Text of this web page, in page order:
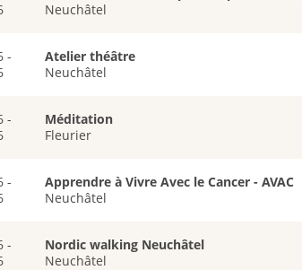
Neuchâtel
-
Atelier théâtre
Neuchâtel
-
Méditation
Fleurier
-
Apprendre à Vivre Avec le Cancer - AVAC
Neuchâtel
-
Nordic walking Neuchâtel
Neuchâtel